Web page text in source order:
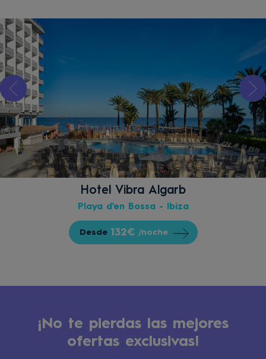
Hotel Vibra Algarb
Playa d'en Bossa - Ibiza
Desde 132€ /noche
¡No te pierdas las mejores
ofertas exclusivas!